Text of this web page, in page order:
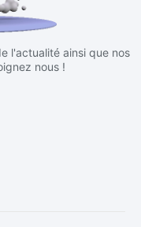
l'actualité ainsi que nos
nous !